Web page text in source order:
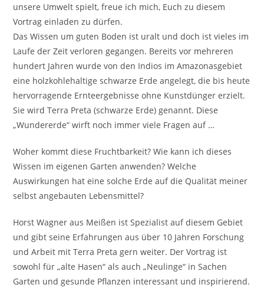
unsere Umwelt spielt, freue ich mich, Euch zu diesem
Vortrag einladen zu dürfen.
Das Wissen um guten Boden ist uralt und doch ist vieles im
Laufe der Zeit verloren gegangen. Bereits vor mehreren
hundert Jahren wurde von den Indios im Amazonasgebiet
eine holzkohlehaltige schwarze Erde angelegt, die bis heute
hervorragende Ernteergebnisse ohne Kunstdünger erzielt.
Sie wird Terra Preta (schwarze Erde) genannt. Diese
„Wundererde“ wirft noch immer viele Fragen auf …
Woher kommt diese Fruchtbarkeit? Wie kann ich dieses
Wissen im eigenen Garten anwenden? Welche
Auswirkungen hat eine solche Erde auf die Qualität meiner
selbst angebauten Lebensmittel?
Horst Wagner aus Meißen ist Spezialist auf diesem Gebiet
und gibt seine Erfahrungen aus über 10 Jahren Forschung
und Arbeit mit Terra Preta gern weiter. Der Vortrag ist
sowohl für „alte Hasen“ als auch „Neulinge“ in Sachen
Garten und gesunde Pflanzen interessant und inspirierend.